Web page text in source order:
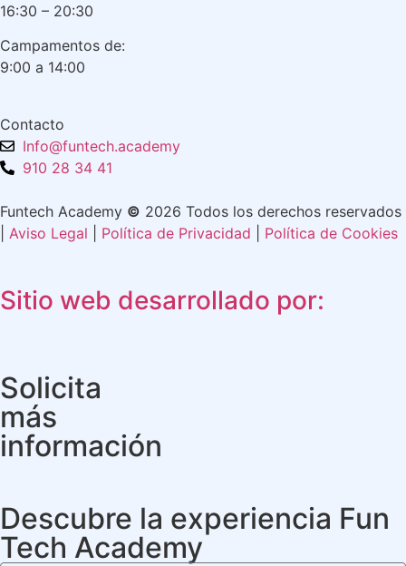
16:30 – 20:30
Campamentos de:
9:00 a 14:00
Contacto
Info@funtech.academy
910 28 34 41
Funtech Academy © 2026 Todos los derechos reservados
Aviso Legal Política de Privacidad Política de Cookies
Sitio web desarrollado por:
Solicita
más
información
Descubre la experiencia Fun
Tech Academy